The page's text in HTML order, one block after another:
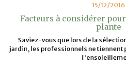
15/12/2016
Facteurs à considérer
plante
Saviez-vous que lors de la
jardin, les professionnels ne tiennent